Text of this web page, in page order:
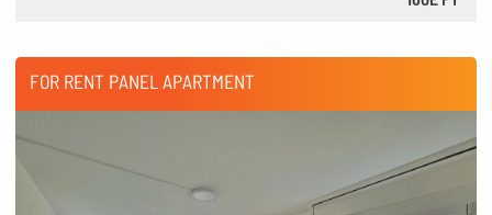
FOR RENT PANEL APARTMENT